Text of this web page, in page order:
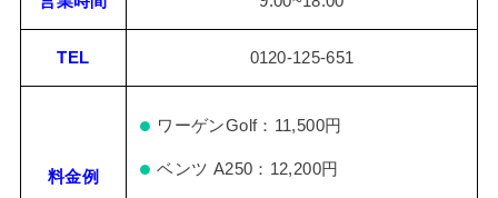
TEL 0120-125-651
料金例
ワーゲンGolf：11,500円
ベンツ A250：12,200円